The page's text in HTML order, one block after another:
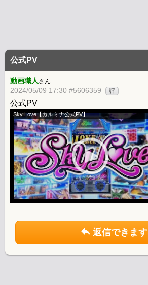
公式PV
動画職人さん
2024/05/09 17:30 #5606359 評
公式PV
Sky Love【カルミナ公式PV】
返信できます